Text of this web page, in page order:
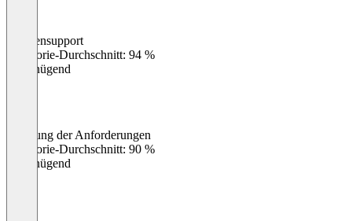
Kundensupport
Kategorie-Durchschnitt: 94 %
Ungenügend
Erfüllung der Anforderungen
Kategorie-Durchschnitt: 90 %
Ungenügend